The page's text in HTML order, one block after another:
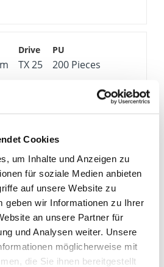
Cookies
um Inhalte und Anzeigen zu
für soziale Medien anbieten
auf unsere Website zu
geben wir Informationen zu Ihrer
an unsere Partner für
und Analysen weiter. Unsere
möglicherweise mit
die Sie ihnen bereitgestellt
TX 25 200 Pieces
TX 25 200 Pieces